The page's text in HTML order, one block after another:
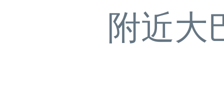
附近大